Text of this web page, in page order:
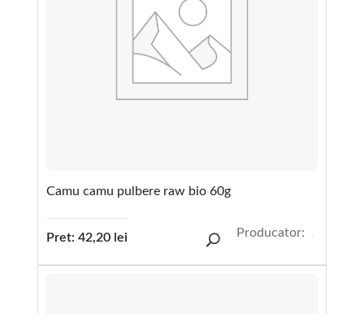
Camu camu pulbere raw bio 60g
Pret: 42,20 lei Producator: